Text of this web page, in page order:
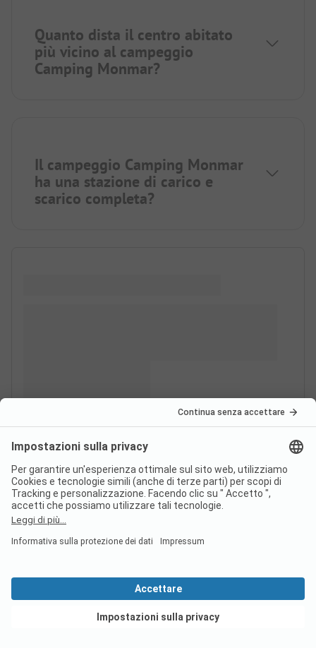
Quanto dista il centro abitato
più vicino al campeggio
Camping Monmar?
Il campeggio Camping Monmar
ha una stazione di carico e
scarico completa?
Vedi offerte
Italia
Svizzera
Francia